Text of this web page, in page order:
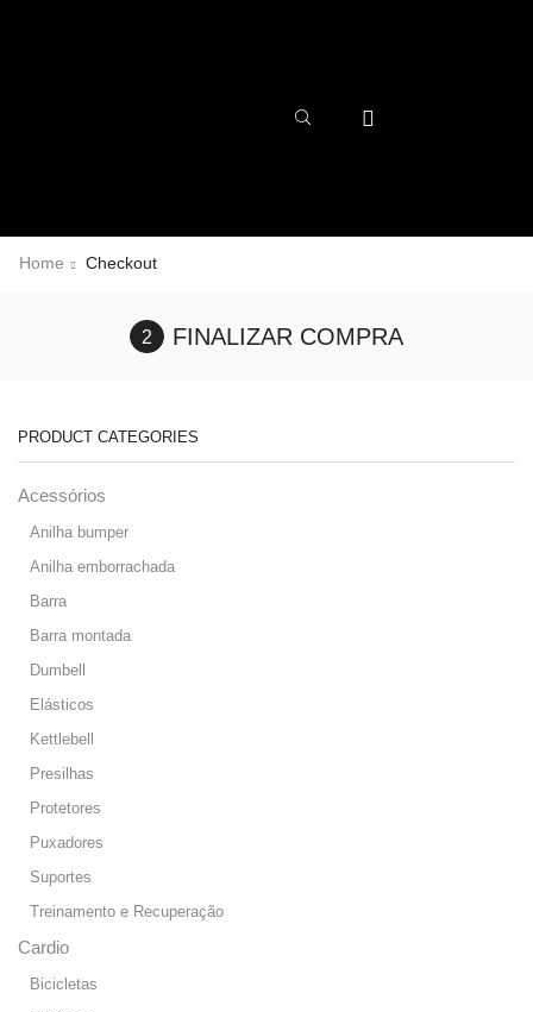
Home Checkout
FINALIZAR COMPRA
PRODUCT CATEGORIES
Acessórios
Anilha bumper
Anilha emborrachada
Barra
Barra montada
Dumbell
Elásticos
Kettlebell
Presilhas
Protetores
Puxadores
Suportes
Treinamento e Recuperação
Cardio
Bicicletas